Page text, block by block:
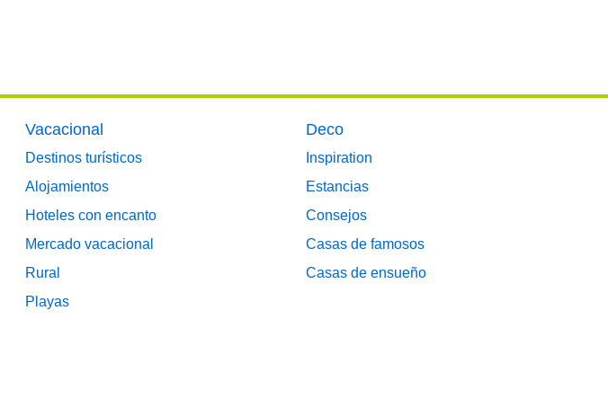
Vacacional
Destinos turísticos
Alojamientos
Hoteles con encanto
Mercado vacacional
Rural
Playas
Deco
Inspiration
Estancias
Consejos
Casas de famosos
Casas de ensueño